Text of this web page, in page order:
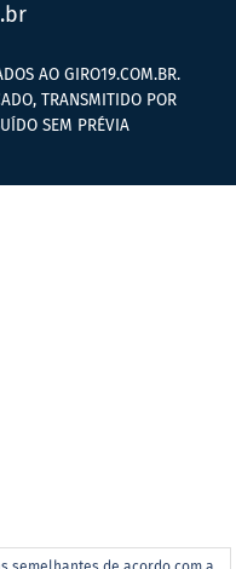
AO GIRO19.COM.BR.
TRANSMITIDO POR
SEM PRÉVIA